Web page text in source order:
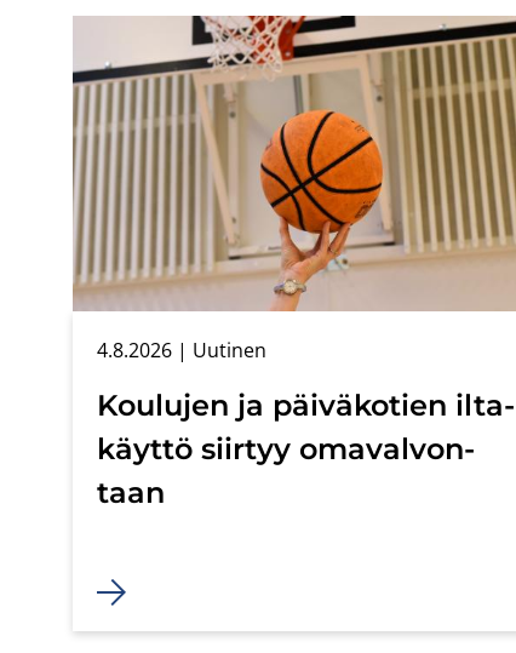
Kou­lu­jen ja päi­vä­ko­tien il­ta­
käyt­tö siir­tyy oma­val­von­
taan
4.8.2026 | Uu­ti­nen